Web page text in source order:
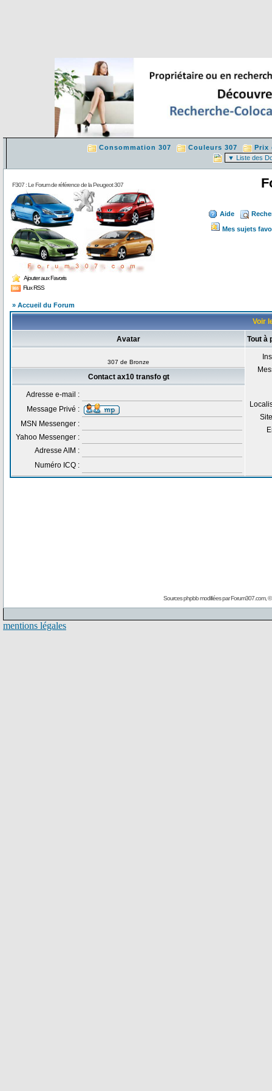
Consommation 307 Couleurs 307 Prix
F307 : Le Forum de référence de la Peugeot 307
Ajouter aux Favoris
Flux RSS
Aide
Mes sujets
» Accueil du Forum
Voir
Avatar Tout à
307 de Bronze
Contact ax10 transfo gt
Adresse e-mail :
Message Privé :
MSN Messenger :
Yahoo Messenger :
Adresse AIM :
Numéro ICQ :
Sources phpbb modifiées parForum307.com, ©
mentions légales